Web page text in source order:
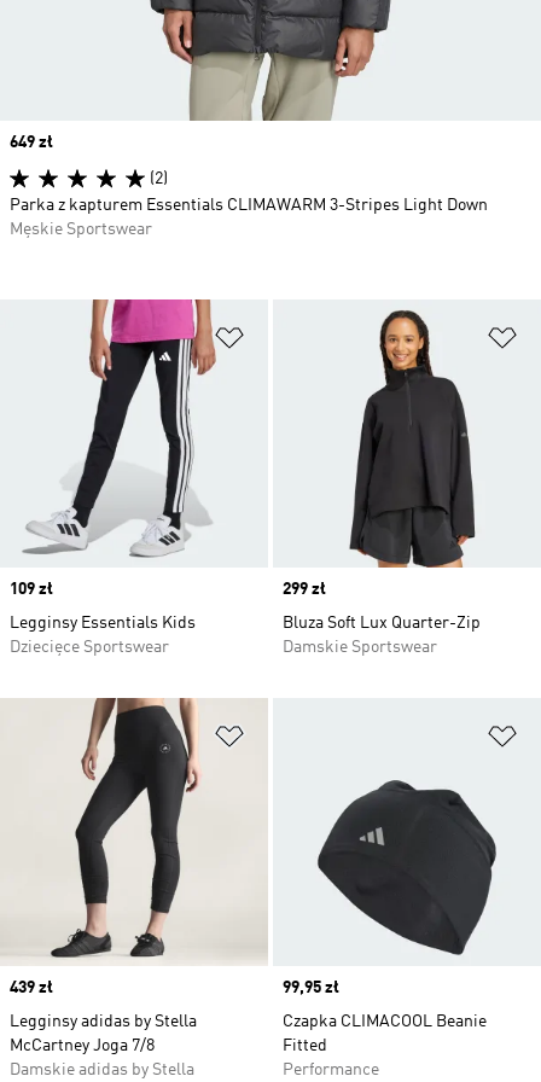
Dodaj do listy życzeń
Price
109 zł
Legginsy Essentials Kids
Dziecięce Sportswear
Price
299 zł
Bluza Soft Lux Quarter-Zip
Damskie Sportswear
Price
439 zł
Legginsy adidas by Stella
McCartney Joga 7/8
Damskie adidas by Stella
Price
99,95 zł
Czapka CLIMACOOL Beanie
Fitted
Performance
Price
649 zł
(2)
Parka z kapturem Essentials CLIMAWARM 3-Stripes Light Down
Męskie Sportswear